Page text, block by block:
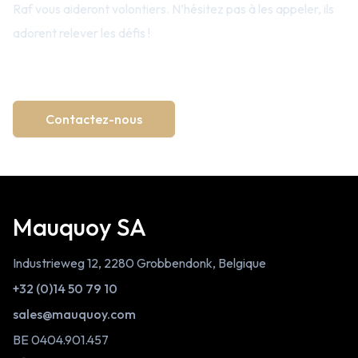
Raf vous aideront volontiers. N’hésitez pas à les appeler, ils
adorent relever les défis !
Contactez-nous
Mauquoy SA
Industrieweg 12, 2280 Grobbendonk, Belgique
+32 (0)14 50 79 10
sales@mauquoy.com
BE 0404.901.457